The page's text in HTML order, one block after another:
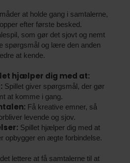
at holde gang i samtalerne,
efter første besked.
som gør det sjovt og nemt
spørgsmål og lære den anden
at kende.
hjælper dig med at:
Spillet giver spørgsmål, der gør
at komme i gang.
Få kreative emner, så
levende og sjov.
Spillet hjælper dig med at
opbygger en ægte forbindelse.
lettere at få samtalerne til at